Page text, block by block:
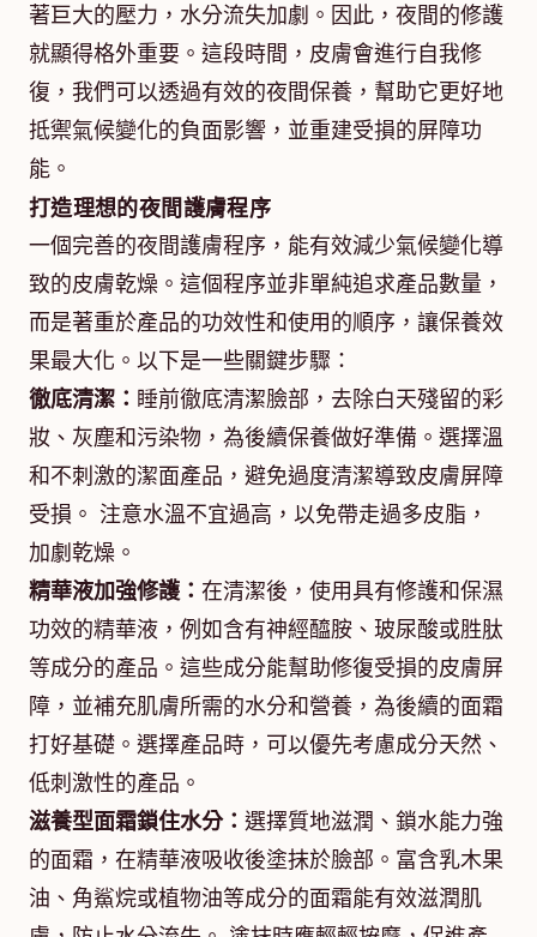
著巨大的壓力，水分流失加劇。因此，夜間的修護
就顯得格外重要。這段時間，皮膚會進行自我修
復，我們可以透過有效的夜間保養，幫助它更好地
抵禦氣候變化的負面影響，並重建受損的屏障功
能。
打造理想的夜間護膚程序
一個完善的夜間護膚程序，能有效減少氣候變化導
致的皮膚乾燥。這個程序並非單純追求產品數量，
而是著重於產品的功效性和使用的順序，讓保養效
果最大化。以下是一些關鍵步驟：
徹底清潔： 睡前徹底清潔臉部，去除白天殘留的彩
妝、灰塵和污染物，為後續保養做好準備。選擇溫
和不刺激的潔面產品，避免過度清潔導致皮膚屏障
受損。 注意水溫不宜過高，以免帶走過多皮脂，
加劇乾燥。
精華液加強修護： 在清潔後，使用具有修護和保濕
功效的精華液，例如含有神經醯胺、玻尿酸或胜肽
等成分的產品。這些成分能幫助修復受損的皮膚屏
障，並補充肌膚所需的水分和營養，為後續的面霜
打好基礎。選擇產品時，可以優先考慮成分天然、
低刺激性的產品。
滋養型面霜鎖住水分： 選擇質地滋潤、鎖水能力強
的面霜，在精華液吸收後塗抹於臉部。富含乳木果
油、角鯊烷或植物油等成分的面霜能有效滋潤肌